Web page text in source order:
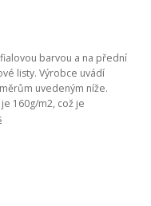
barvou a na přední
listy. Výrobce uvádí
uvedeným níže.
160g/m2, což je